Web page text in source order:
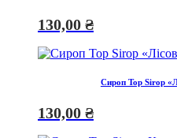
130,00 ₴
Сироп Top Sirop
130,00 ₴